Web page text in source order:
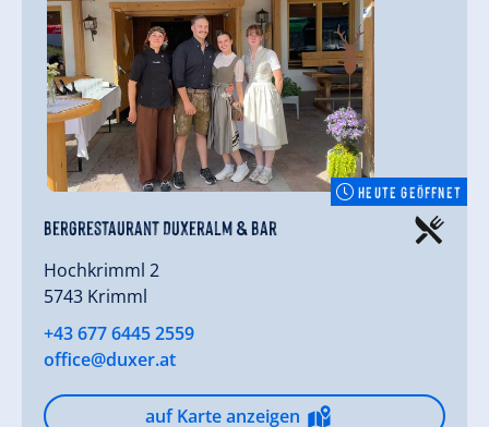
HEUTE GEÖFFNET
Bergrestaurant Duxeralm & Bar
Hochkrimml 2
5743 Krimml
+43 677 6445 2559
office@duxer.at
auf Karte anzeigen